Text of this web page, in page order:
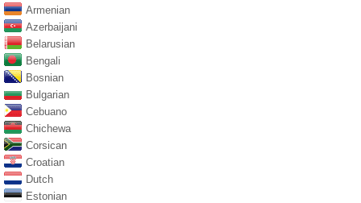
Armenian
Azerbaijani
Belarusian
Bengali
Bosnian
Bulgarian
Cebuano
Chichewa
Corsican
Croatian
Dutch
Estonian